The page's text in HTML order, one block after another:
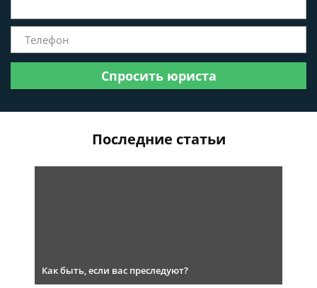
Спросить юриста
Последние статьи
Как быть, если вас преследуют?